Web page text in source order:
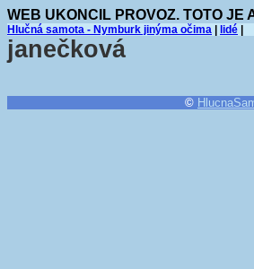
WEB UKONCIL PROVOZ. TOTO JE
Hlučná samota - Nymburk jinýma očima lidé
janečková
©